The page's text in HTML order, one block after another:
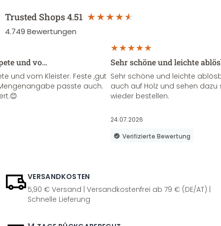
Trusted Shops4.51
4.749 Bewertungen
und vo…
und vom Kleister. Feste ,gut
passte auch.
Sehr schöne und leichte
Sehr schöne und leichte
auch auf Holz und sehen
wieder bestellen.
24.07.2026
Verifizierte Bewertung
VERSANDKOSTEN
5,90 € Versand | Versandkostenfrei ab 79 € (DE/AT) |
Schnelle Lieferung